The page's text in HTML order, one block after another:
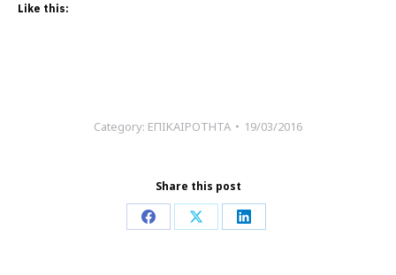
Like this:
Category: ΕΠΙΚΑΙΡΟΤΗΤΑ 19/03/2016
Share this post
Share Share Share